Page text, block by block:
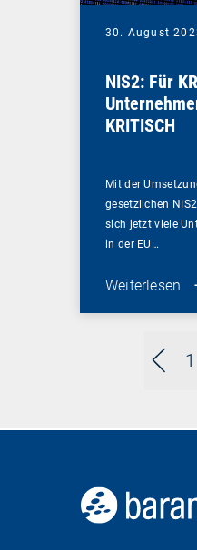
1
30. August
NIS2: Für
KRITISCH
Mit der
gesetzlichen
sich jetzt viele
in der EU…
Weiterlesen